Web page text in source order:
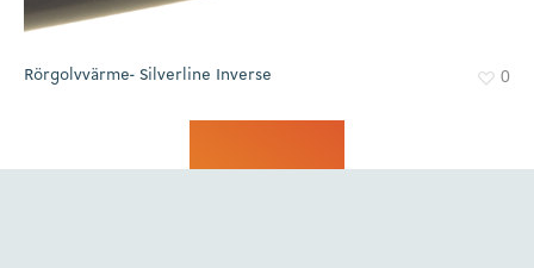
Rörgolvvärme- Silverline Inverse 0